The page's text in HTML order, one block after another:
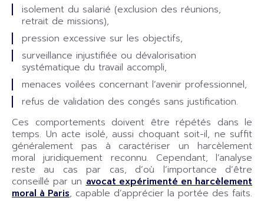
isolement du salarié (exclusion des réunions,
retrait de missions),
pression excessive sur les objectifs,
surveillance injustifiée ou dévalorisation
systématique du travail accompli,
menaces voilées concernant l’avenir professionnel,
refus de validation des congés sans justification.
Ces comportements doivent être répétés dans le
temps. Un acte isolé, aussi choquant soit-il, ne suffit
généralement pas à caractériser un harcèlement
moral juridiquement reconnu. Cependant, l’analyse
reste au cas par cas, d’où l’importance d’être
conseillé par un avocat expérimenté en harcèlement
moral à Paris, capable d’apprécier la portée des faits.